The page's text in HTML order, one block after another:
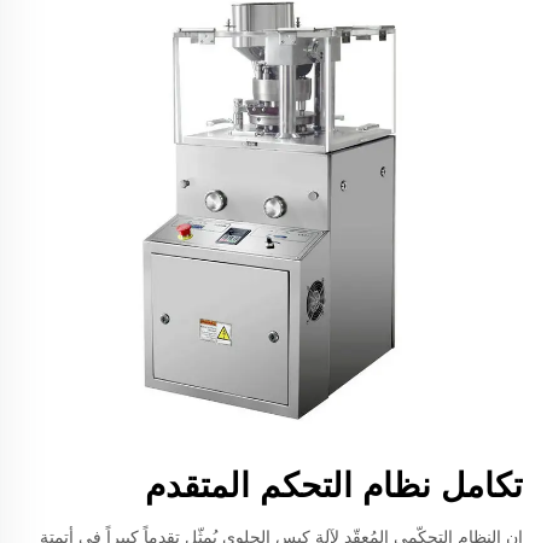
تكامل نظام التحكم المتقدم
إن النظام التحكّمي المُعقّد لآلة كبس الحلوى يُمثّل تقدماً كبيراً في أتمتة